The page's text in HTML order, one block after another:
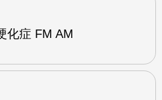
化症 FM AM